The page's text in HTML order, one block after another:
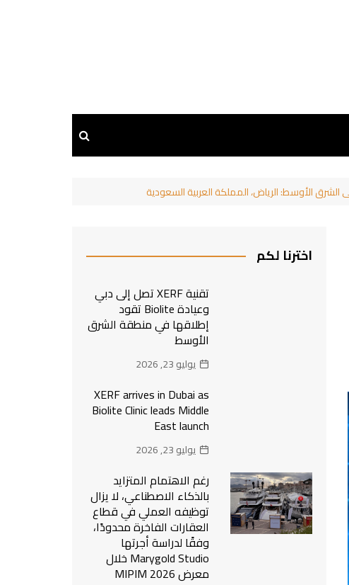
اخترنا لكم
تقنية XERF تصل إلى دبي
وعيادة Biolite تقود
إطلاقها في منطقة الشرق
الأوسط
يوليو 23, 2026
XERF arrives in Dubai as
Biolite Clinic leads Middle
East launch
يوليو 23, 2026
رغم الاهتمام المتزايد
بالذكاء الاصطناعي، لا يزال
توظيفه العملي في قطاع
العقارات الفاخرة محدودًا،
وفقًا لدراسة أجرتها
Marygold Studio خلال
معرض MIPIM 2026